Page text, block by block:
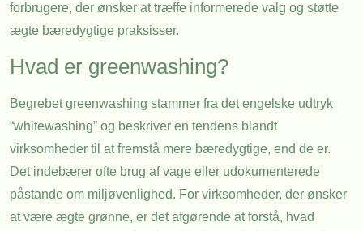
forbrugere, der ønsker at træffe informerede valg og støtte
ægte bæredygtige praksisser.
Hvad er greenwashing?
Begrebet greenwashing stammer fra det engelske udtryk
“whitewashing” og beskriver en tendens blandt
virksomheder til at fremstå mere bæredygtige, end de er.
Det indebærer ofte brug af vage eller udokumenterede
påstande om miljøvenlighed. For virksomheder, der ønsker
at være ægte grønne, er det afgørende at forstå, hvad